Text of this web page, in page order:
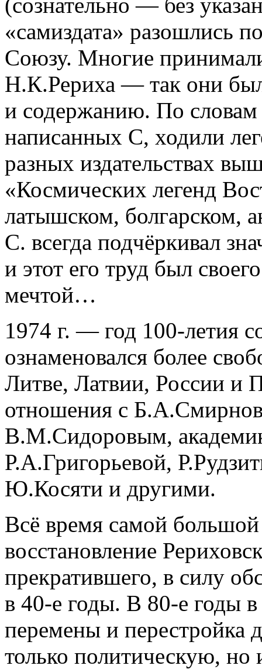
«самиздата» разошлись
Союзу. Многие
Н.К.Рериха — так они
и содержанию. По
написанных С, ходили
разных издательствах
«Космических легенд
латышском, болгарском,
С. всегда подчёркивал
и этот его труд был
мечтой…
1974 г. — год 100-летия
ознаменовался более
Литве, Латвии, России и
отношения с
В.М.Сидоровым,
Р.А.Григорьевой,
Ю.Косяти и другими.
Всё время самой
восстановление
прекратившего, в силу
в 40-е годы. В 80-е годы
перемены и перестройка
только политическую, но